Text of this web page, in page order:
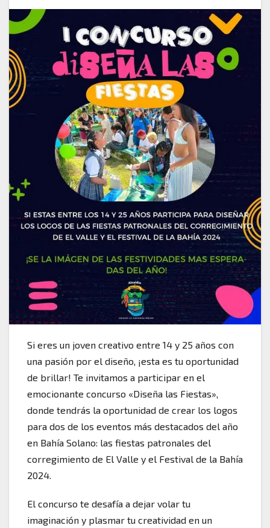
Si eres un joven creativo entre 14 y 25 años con
una pasión por el diseño, ¡esta es tu oportunidad
de brillar! Te invitamos a participar en el
emocionante concurso «Diseña las Fiestas»,
donde tendrás la oportunidad de crear los logos
para dos de los eventos más destacados del año
en Bahía Solano: las fiestas patronales del
corregimiento de El Valle y el Festival de la Bahía
2024.
El concurso te desafía a dejar volar tu
imaginación y plasmar tu creatividad en un